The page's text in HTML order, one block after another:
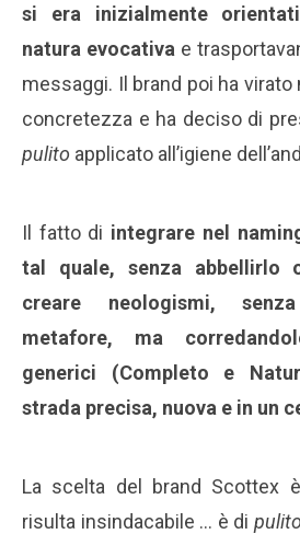
si era inizialmente
natura evocativa e
messaggi. Il brand poi ha virato
concretezza e ha deciso di
pulito applicato all’igiene
Il fatto di integrare nel
tal quale, senza abbellirlo
creare neologismi,
metafore, ma
generici (Completo e
strada precisa, nuova e in un
La scelta del brand Scottex
risulta insindacabile … è di pulito